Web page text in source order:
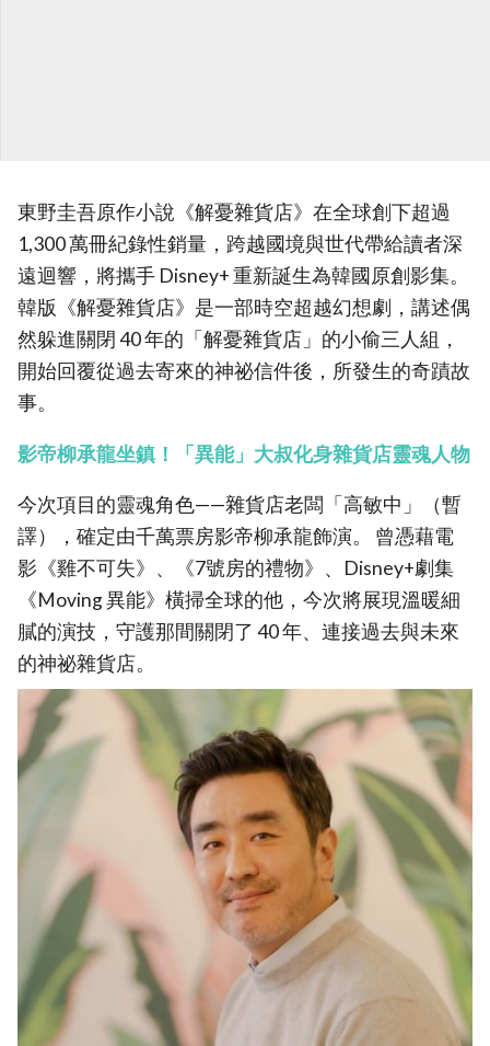
東野圭吾原作小說《解憂雜貨店》在全球創下超過
1,300 萬冊紀錄性銷量，跨越國境與世代帶給讀者深
遠迴響，將攜手 Disney+ 重新誕生為韓國原創影集。
韓版《解憂雜貨店》是一部時空超越幻想劇，講述偶
然躲進關閉 40 年的「解憂雜貨店」的小偷三人組，
開始回覆從過去寄來的神祕信件後，所發生的奇蹟故
事。
影帝柳承龍坐鎮！「異能」大叔化身雜貨店靈魂人物
今次項目的靈魂角色——雜貨店老闆「高敏中」（暫
譯），確定由千萬票房影帝柳承龍飾演。 曾憑藉電
影《雞不可失》、《7號房的禮物》、Disney+劇集
《Moving 異能》橫掃全球的他，今次將展現溫暖細
膩的演技，守護那間關閉了 40 年、連接過去與未來
的神祕雜貨店。